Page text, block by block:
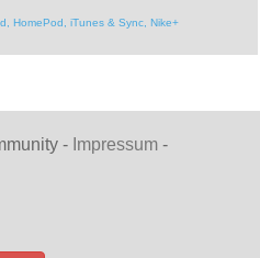
HomePod, iTunes & Sync, Nike+
- Impressum -